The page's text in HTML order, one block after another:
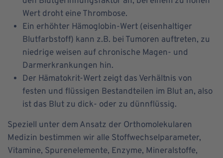
Wert droht eine Thrombose.
Ein erhöhter Hämoglobin-Wert (eisenhaltiger
Blutfarbstoff) kann z.B. bei Tumoren auftreten, zu
niedrige weisen auf chronische Magen- und
Darmerkrankungen hin.
Der Hämatokrit-Wert zeigt das Verhältnis von
festen und flüssigen Bestandteilen im Blut an, also
ist das Blut zu dick- oder zu dünnflüssig.
Speziell unter dem Ansatz der Orthomolekularen
Medizin bestimmen wir alle Stoffwechselparameter,
Vitamine, Spurenelemente, Enzyme, Mineralstoffe,